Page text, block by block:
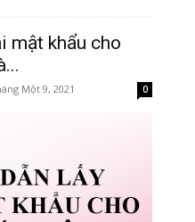
mật khẩu cho
Một 9, 2021 0